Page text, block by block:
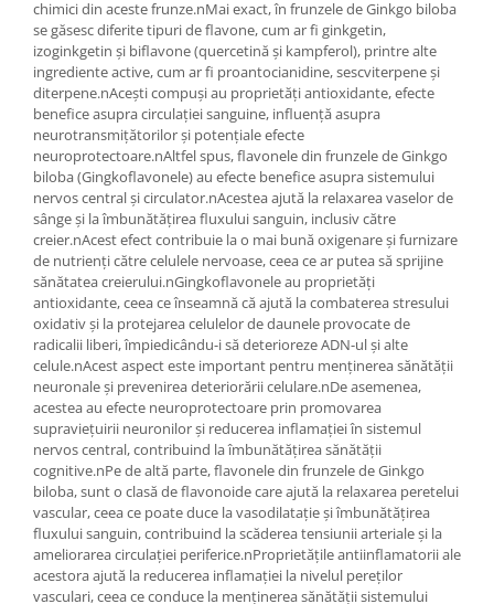
chimici din aceste frunze.nMai exact, în frunzele de Ginkgo biloba
se găsesc diferite tipuri de flavone, cum ar fi ginkgetin,
izoginkgetin și biflavone (quercetină și kampferol), printre alte
ingrediente active, cum ar fi proantocianidine, sescviterpene și
diterpene.nAcești compuși au proprietăți antioxidante, efecte
benefice asupra circulației sanguine, influență asupra
neurotransmițătorilor și potențiale efecte
neuroprotectoare.nAltfel spus, flavonele din frunzele de Ginkgo
biloba (Gingkoflavonele) au efecte benefice asupra sistemului
nervos central și circulator.nAcestea ajută la relaxarea vaselor de
sânge și la îmbunătățirea fluxului sanguin, inclusiv către
creier.nAcest efect contribuie la o mai bună oxigenare și furnizare
de nutrienți către celulele nervoase, ceea ce ar putea să sprijine
sănătatea creierului.nGingkoflavonele au proprietăți
antioxidante, ceea ce înseamnă că ajută la combaterea stresului
oxidativ și la protejarea celulelor de daunele provocate de
radicalii liberi, împiedicându-i să deterioreze ADN-ul și alte
celule.nAcest aspect este important pentru menținerea sănătății
neuronale și prevenirea deteriorării celulare.nDe asemenea,
acestea au efecte neuroprotectoare prin promovarea
supraviețuirii neuronilor și reducerea inflamației în sistemul
nervos central, contribuind la îmbunătățirea sănătății
cognitive.nPe de altă parte, flavonele din frunzele de Ginkgo
biloba, sunt o clasă de flavonoide care ajută la relaxarea peretelui
vascular, ceea ce poate duce la vasodilatație și îmbunătățirea
fluxului sanguin, contribuind la scăderea tensiunii arteriale și la
ameliorarea circulației periferice.nProprietățile antiinflamatorii ale
acestora ajută la reducerea inflamației la nivelul pereților
vasculari, ceea ce conduce la menținerea sănătății sistemului